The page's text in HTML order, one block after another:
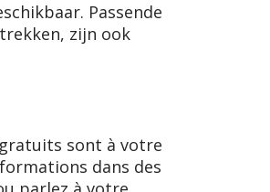
Passende
zijn ook
sont à votre
dans des